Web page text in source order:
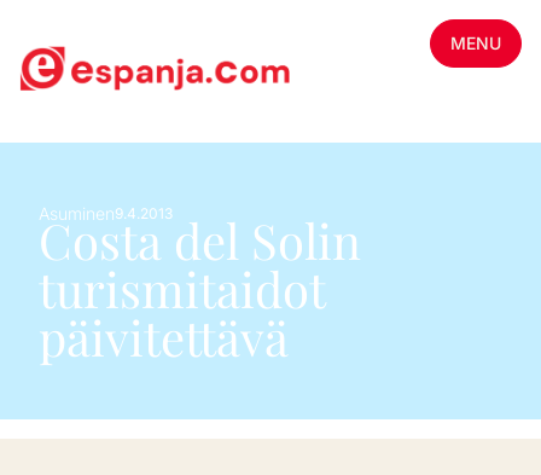
MENU
Asuminen9.4.2013
Costa del Solin
turismitaidot
päivitettävä